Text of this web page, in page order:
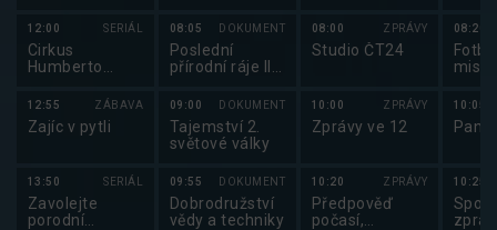
12:00 SERIÁL
Cirkus
Humberto
12:55 ZÁBAVA
Zajíc v pytli
13:50 SERIÁL
Zavolejte
porodní
08:05 DOKUMENT
Poslední
přírodní ráje II
09:00 DOKUMENT
Tajemství 2.
světové války
09:55 DOKUMENT
Dobrodružství
vědy a techniky
08:00 ZPRÁVY
Studio ČT24
10:00 ZPRÁVY
Zprávy ve 12
10:20 ZPRÁVY
Předpověď
počasí,
08:20
10:05
10:25